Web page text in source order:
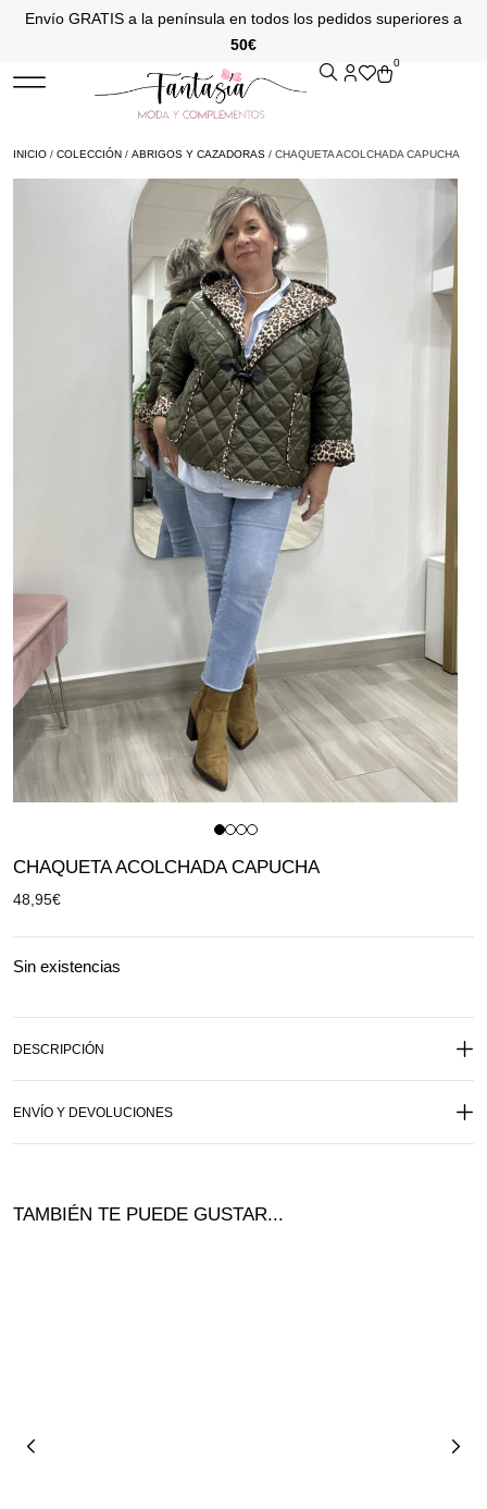
Envío GRATIS a la península en todos los pedidos superiores a
50€
0
INICIO / COLECCIÓN / ABRIGOS Y CAZADORAS / CHAQUETA ACOLCHADA CAPUCHA
CHAQUETA ACOLCHADA CAPUCHA
48,95€
Sin existencias
DESCRIPCIÓN
ENVÍO Y DEVOLUCIONES
TAMBIÉN TE PUEDE GUSTAR...